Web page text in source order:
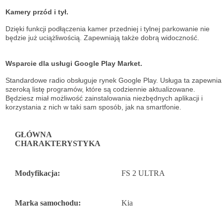
Kamery przód i tył.
Dzięki funkcji podłączenia kamer przedniej i tylnej parkowanie nie
będzie już uciążliwością. Zapewniają także dobrą widoczność.
Wsparcie dla usługi Google Play Market.
Standardowe radio obsługuje rynek Google Play. Usługa ta zapewnia
szeroką listę programów, które są codziennie aktualizowane.
Będziesz miał możliwość zainstalowania niezbędnych aplikacji i
korzystania z nich w taki sam sposób, jak na smartfonie.
GŁÓWNA
CHARAKTERYSTYKA
Modyfikacja: FS 2 ULTRA
Marka samochodu: Kia